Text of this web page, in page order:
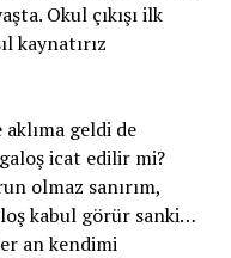
Okul çıkışı ilk
kaynatırız
geldi de
icat edilir mi?
olmaz sanırım,
kabul görür sanki…
an kendimi